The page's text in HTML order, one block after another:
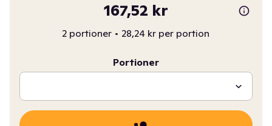
167,52 kr
2 portioner • 28,24 kr per portion
Portioner